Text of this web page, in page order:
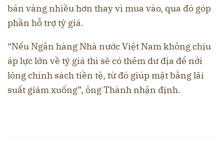
bán vàng nhiều hơn thay vì mua vào, qua đó góp
phần hỗ trợ tỷ giá.
“Nếu Ngân hàng Nhà nước Việt Nam không chịu
áp lực lớn về tỷ giá thì sẽ có thêm dư địa để nới
lỏng chính sách tiền tệ, từ đó giúp mặt bằng lãi
suất giảm xuống”, ông Thành nhận định.